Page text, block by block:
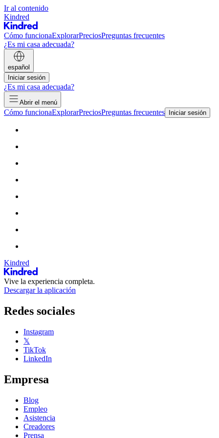
Ir al contenido
Kindred
Cómo funcionaExplorarPreciosPreguntas frecuentes
¿Es mi casa adecuada?
español
Iniciar sesión
¿Es mi casa adecuada?
Abrir el menú
Cómo funcionaExplorarPreciosPreguntas frecuentes Iniciar sesión
Kindred
Vive la experiencia completa.
Descargar la aplicación
Redes sociales
Instagram
𝕏
TikTok
LinkedIn
Empresa
Blog
Empleo
Asistencia
Creadores
Prensa